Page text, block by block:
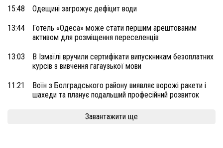
15:48 Одещині загрожує дефіцит води
13:44
Готель «Одеса» може стати першим арештованим
активом для розміщення переселенців
13:03
В Ізмаїлі вручили сертифікати випускникам безоплатних
курсів з вивчення гагаузької мови
11:21
Воїн з Болградського району виявляє ворожі ракети і
шахеди та планує подальший професійний розвиток
Завантажити ще